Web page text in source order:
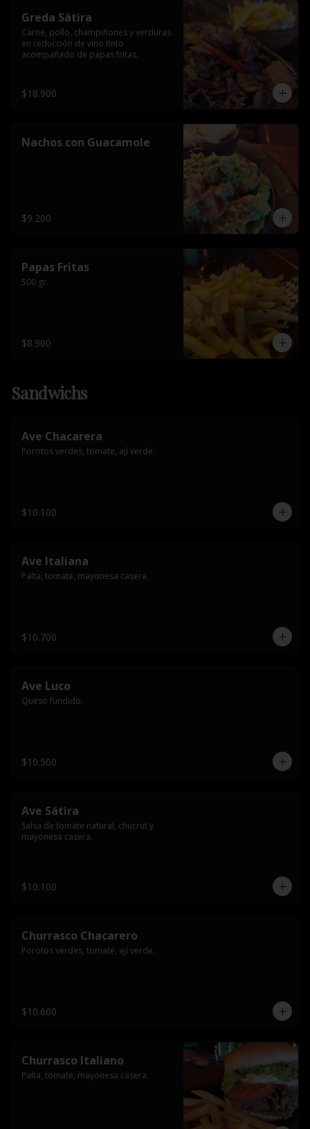
Greda Sátira
Carne, pollo, champiñones y verduras
en reducción de vino tinto
acompañado de papas fritas.
$18.900
Nachos con Guacamole
$9.200
Papas Fritas
500 gr.
$8.900
Sandwichs
Ave Chacarera
Porotos verdes, tomate, ají verde.
$10.100
Ave Italiana
Palta, tomate, mayonesa casera.
$10.700
Ave Luco
Queso fundido.
$10.500
Ave Sátira
Salsa de tomate natural, chucrut y
mayonesa casera.
$10.100
Churrasco Chacarero
Porotos verdes, tomate, ají verde.
$10.600
Churrasco Italiano
Palta, tomate, mayonesa casera.